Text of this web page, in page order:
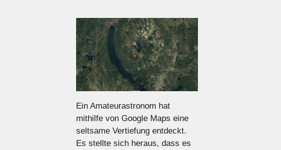
Ein Amateurastronom hat
mithilfe von Google Maps eine
seltsame Vertiefung entdeckt.
Es stellte sich heraus, dass es